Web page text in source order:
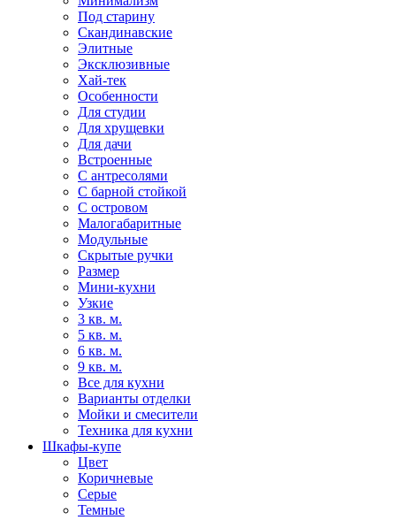
Под старину
Скандинавские
Элитные
Эксклюзивные
Хай-тек
Особенности
Для студии
Для хрущевки
Для дачи
Встроенные
С антресолями
С барной стойкой
С островом
Малогабаритные
Модульные
Скрытые ручки
Размер
Мини-кухни
Узкие
3 кв. м.
5 кв. м.
6 кв. м.
9 кв. м.
Все для кухни
Варианты отделки
Мойки и смесители
Техника для кухни
Шкафы-купе
Цвет
Коричневые
Серые
Темные